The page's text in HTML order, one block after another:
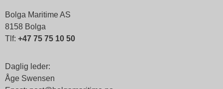
Bolga Maritime AS
8158 Bolga
Tlf: +47 75 75 10 50
Daglig leder:
Åge Swensen